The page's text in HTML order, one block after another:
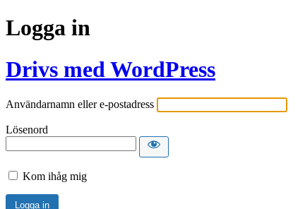
Logga in
Drivs med WordPress
Användarnamn eller e-postadress
Lösenord
Kom ihåg mig